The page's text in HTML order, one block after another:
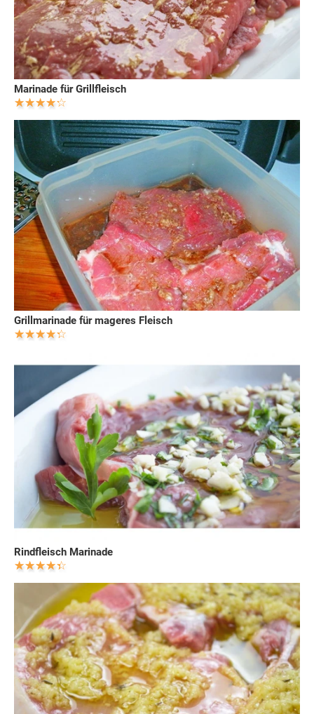
Marinade für Grillfleisch
Grillmarinade für mageres Fleisch
Rindfleisch Marinade